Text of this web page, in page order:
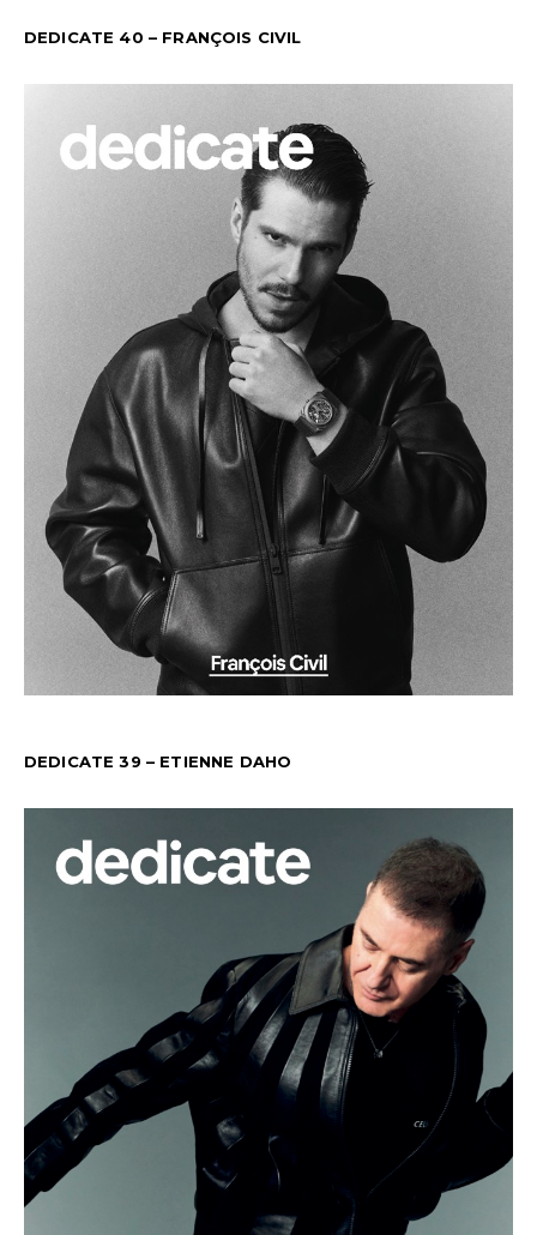
DEDICATE 40 – FRANÇOIS CIVIL
DEDICATE 39 – ETIENNE DAHO